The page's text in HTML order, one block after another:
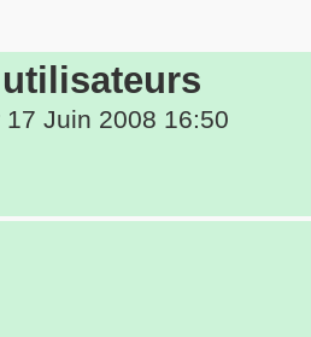
17 Juin 2008 16:50